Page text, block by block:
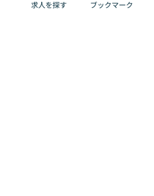
求人を探す ブックマーク